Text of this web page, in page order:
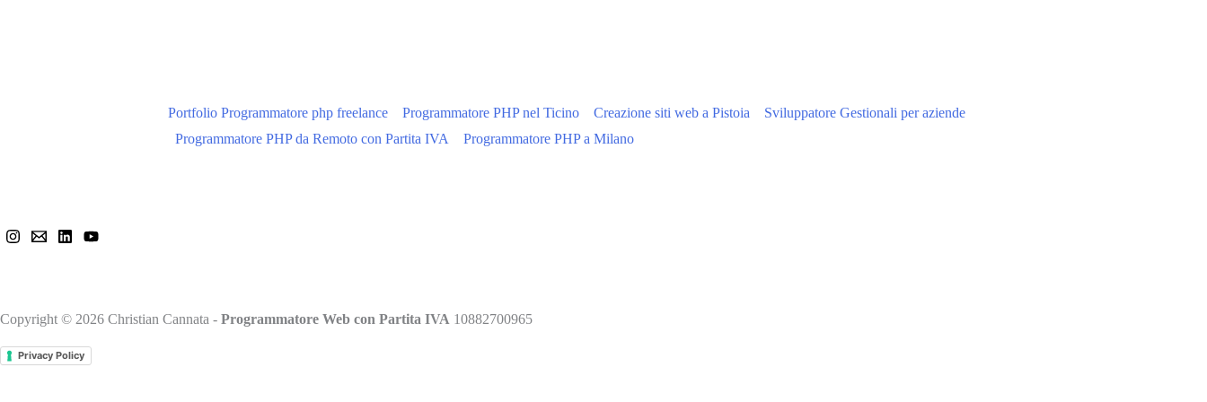
Portfolio Programmatore php freelance Programmatore PHP nel Ticino Creazione siti web a Pistoia
Sviluppatore Gestionali per aziende
Programmatore PHP da Remoto con Partita IVA
Programmatore PHP a Milano
Copyright © 2026 Christian Cannata - Programmatore Web con Partita IVA 10882700965
Privacy Policy